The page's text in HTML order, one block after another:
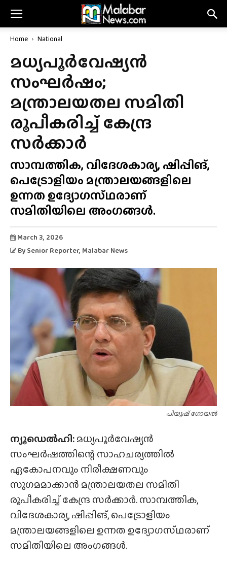
Home National
മധ്യപൂർവേഷ്യൻ
സംഘർഷം;
മന്ത്രാലയതല സമിതി
രൂപീകരിച്ച് കേന്ദ്ര
സർക്കാർ
സാമ്പത്തിക, വിദേശകാര്യ, ഷിപ്പിങ്,
പെട്രോളിയം മന്ത്രാലയങ്ങളിലെ
ഉന്നത ഉദ്യോഗസ്‌ഥരാണ്
സമിതിയിലെ അംഗങ്ങൾ.
March 3, 2026
By Senior Reporter, Malabar News
പിയൂഷ് ഗോയൽ
ന്യൂഡെൽഹി:മധ്യപൂർവേഷ്യൻ
സംഘർഷത്തിന്റെ സാഹചര്യത്തിൽ
ഏകോപനവും നിരീക്ഷണവും
സുഗമമാക്കാൻ മന്ത്രാലയതല സമിതി
രൂപീകരിച്ച് കേന്ദ്ര സർക്കാർ. സാമ്പത്തിക,
വിദേശകാര്യ, ഷിപ്പിങ്, പെട്രോളിയം
മന്ത്രാലയങ്ങളിലെ ഉന്നത ഉദ്യോഗസ്‌ഥരാണ്
സമിതിയിലെ അംഗങ്ങൾ.